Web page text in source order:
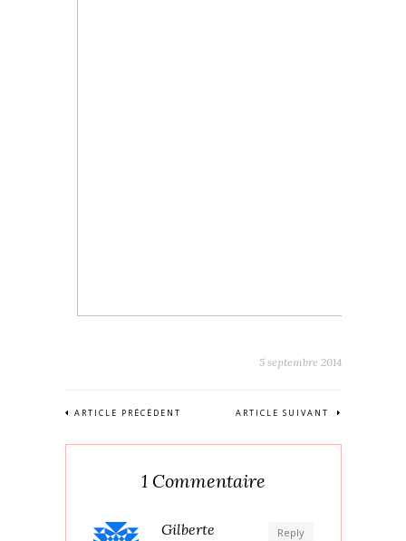
5 septembre 2014
ARTICLE PRÉCÉDENT ARTICLE SUIVANT
1 Commentaire
Reply
Gilberte